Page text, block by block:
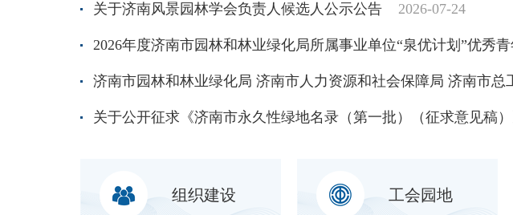
关于济南风景园林学会负责人候选人公示公告 2026-07-24
组织建设 工会园地